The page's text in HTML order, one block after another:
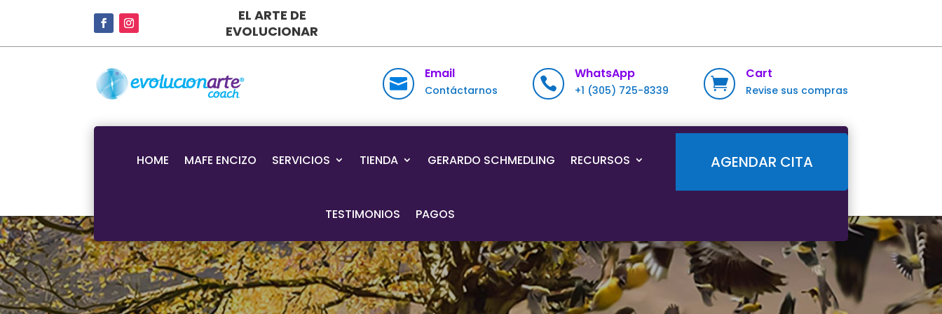
EL ARTE DE
EVOLUCIONAR

Email
Contáctarnos 
WhatsApp
+1 (305) 725-8339 
Cart
Revise sus compras
HOME MAFE ENCIZO SERVICIOS TIENDA GERARDO SCHMEDLING RECURSOS
TESTIMONIOS PAGOS
AGENDAR CITA